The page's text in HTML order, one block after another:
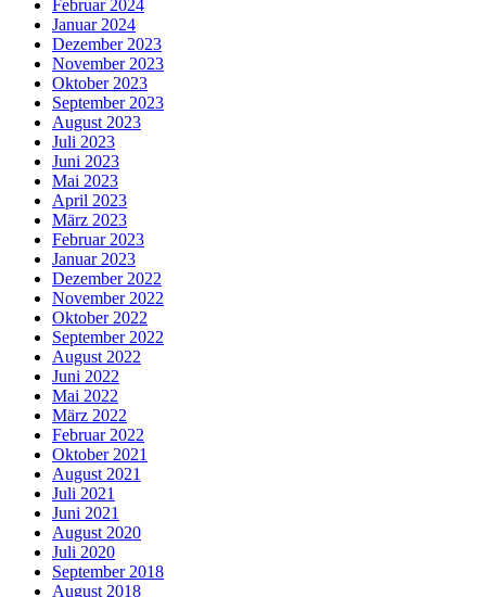
Februar 2024
Januar 2024
Dezember 2023
November 2023
Oktober 2023
September 2023
August 2023
Juli 2023
Juni 2023
Mai 2023
April 2023
März 2023
Februar 2023
Januar 2023
Dezember 2022
November 2022
Oktober 2022
September 2022
August 2022
Juni 2022
Mai 2022
März 2022
Februar 2022
Oktober 2021
August 2021
Juli 2021
Juni 2021
August 2020
Juli 2020
September 2018
August 2018